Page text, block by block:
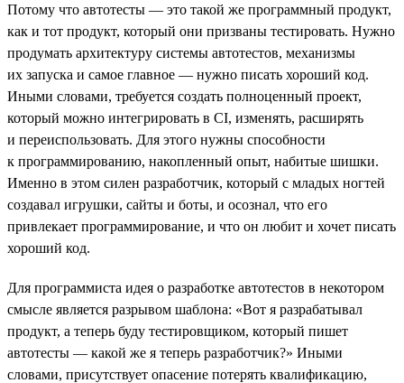
Потому что автотесты — это такой же программный продукт,
как и тот продукт, который они призваны тестировать. Нужно
продумать архитектуру системы автотестов, механизмы
их запуска и самое главное — нужно писать хороший код.
Иными словами, требуется создать полноценный проект,
который можно интегрировать в CI, изменять, расширять
и переиспользовать. Для этого нужны способности
к программированию, накопленный опыт, набитые шишки.
Именно в этом силен разработчик, который с младых ногтей
создавал игрушки, сайты и боты, и осознал, что его
привлекает программирование, и что он любит и хочет писать
хороший код.
Для программиста идея о разработке автотестов в некотором
смысле является разрывом шаблона: «Вот я разрабатывал
продукт, а теперь буду тестировщиком, который пишет
автотесты — какой же я теперь разработчик?» Иными
словами, присутствует опасение потерять квалификацию,